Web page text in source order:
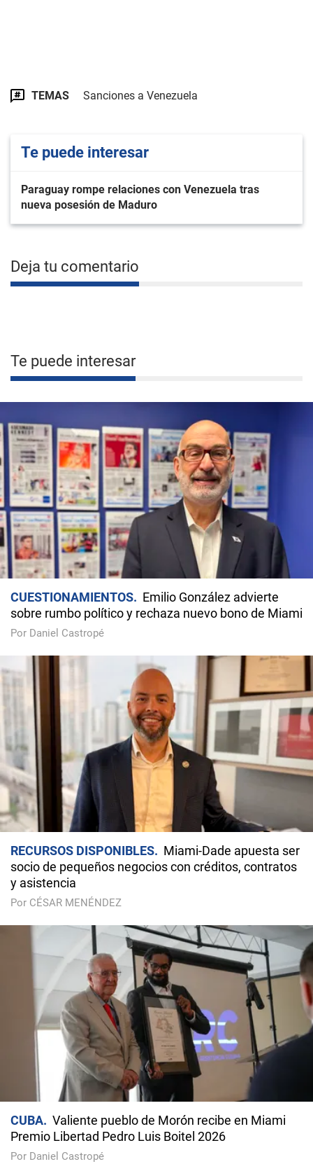
TEMAS Sanciones a Venezuela
Te puede interesar
Paraguay rompe relaciones con Venezuela tras
nueva posesión de Maduro
Deja tu comentario
Te puede interesar
CUESTIONAMIENTOS
Emilio González advierte
sobre rumbo político y rechaza nuevo bono de Miami
Por Daniel Castropé
RECURSOS DISPONIBLES
Miami-Dade apuesta ser
socio de pequeños negocios con créditos, contratos
y asistencia
Por CÉSAR MENÉNDEZ
CUBA
Valiente pueblo de Morón recibe en Miami
Premio Libertad Pedro Luis Boitel 2026
Por Daniel Castropé